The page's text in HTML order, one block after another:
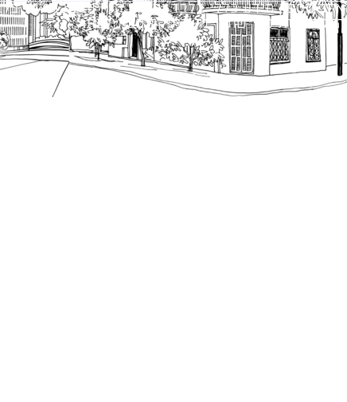
מספק מידע כללי בלבד ומאגד הנחיות תכנוניות
כפי שתהיינה בתוקף מעת לעת.